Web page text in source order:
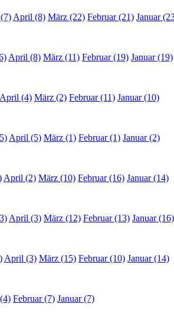
April (8) März (22) Februar (21) Januar
April (8) März (11) Februar (19) Januar (19)
April (4) März (2) Februar (11) Januar (10)
April (5) März (1) Februar (1) Januar (2)
April (2) März (10) Februar (16) Januar (14)
April (3) März (12) Februar (13) Januar (16)
April (3) März (15) Februar (10) Januar (14)
Februar (7) Januar (7)